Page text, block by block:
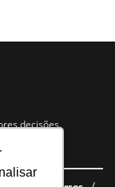
decisões.